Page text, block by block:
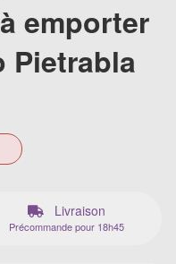
emporter
Pietrabla
Livraison
Précommande pour 18h45